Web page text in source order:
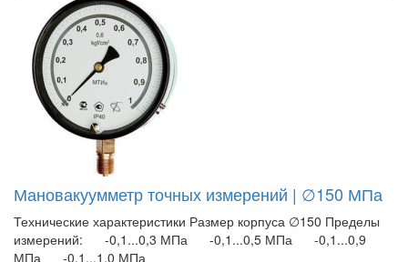
Мановакуумметр точных измерений | ∅150 МПа
Технические характеристики Размер корпуса ∅150 Пределы
измерений: -0,1...0,3 МПа -0,1...0,5 МПа -0,1...0,9
МПа -0,1...1,0 МПа